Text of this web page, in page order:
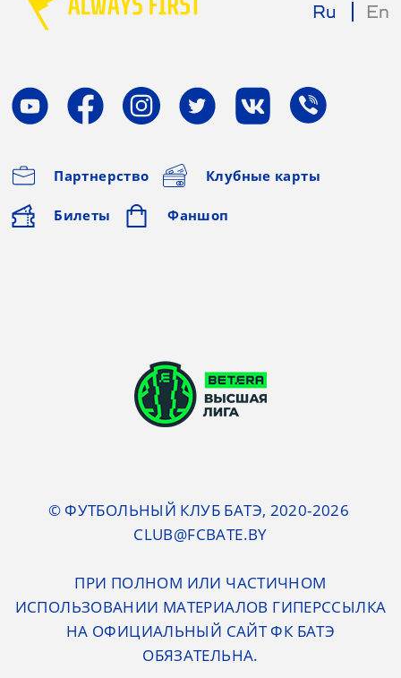
Ru En
Партнерство Клубные карты
Билеты Фаншоп
© ФУТБОЛЬНЫЙ КЛУБ БАТЭ, 2020-2026
CLUB@FCBATE.BY
ПРИ ПОЛНОМ ИЛИ ЧАСТИЧНОМ
ИСПОЛЬЗОВАНИИ МАТЕРИАЛОВ ГИПЕРССЫЛКА
НА ОФИЦИАЛЬНЫЙ САЙТ ФК БАТЭ
ОБЯЗАТЕЛЬНА.